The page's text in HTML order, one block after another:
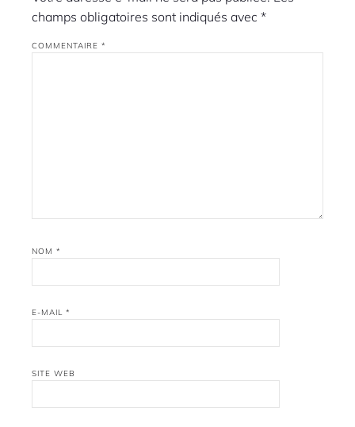
champs obligatoires sont indiqués avec *
COMMENTAIRE *
NOM *
E-MAIL *
SITE WEB